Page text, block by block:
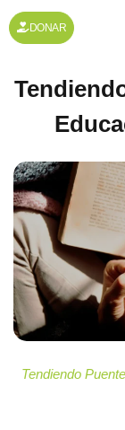
DONAR
Tendiendo